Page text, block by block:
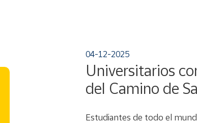
04-12-2025
Universitarios
del Camino de
Estudiantes de todo el